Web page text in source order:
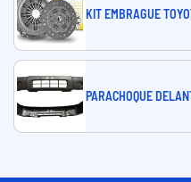
KIT EMBRAGUE
PARACHOQUE